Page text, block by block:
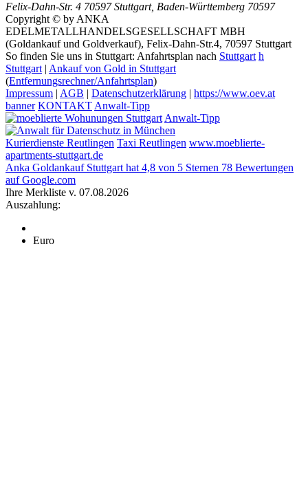
Felix-Dahn-Str. 4 70597 Stuttgart, Baden-Württemberg 70597
Copyright © by ANKA
EDELMETALLHANDELSGESELLSCHAFT MBH
(Goldankauf und Goldverkauf), Felix-Dahn-Str.4, 70597 Stuttgart
So finden Sie uns in Stuttgart: Anfahrtsplan nach Stuttgart h
Stuttgart| Ankauf von Gold in Stuttgart
(Entfernungsrechner/Anfahrtsplan)
Impressum | AGB | Datenschutzerklärung | https://www.oev.at
banner KONTAKTAnwalt-Tipp
Anwalt-Tipp
Kurierdienste Reutlingen Taxi Reutlingen www.moeblierte-
apartments-stuttgart.de
Anka Goldankauf Stuttgart hat4,8 von 5 Sternen 78 Bewertungen
auf Google.com
Ihre Merkliste v. 07.08.2026
Auszahlung:
Euro